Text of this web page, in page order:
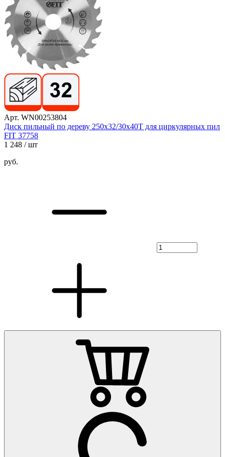
Арт. WN00253804
Диск пильный по дереву 250х32/30х40T для циркулярных пил
FIT 37758
1 248 / шт
руб.